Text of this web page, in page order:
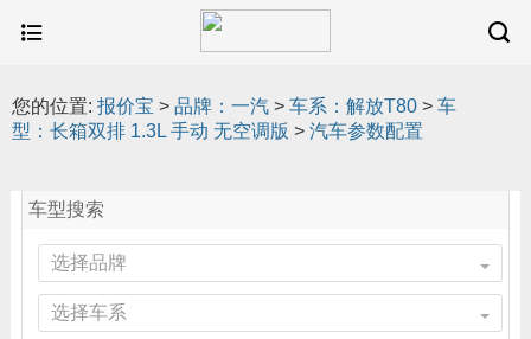
您的位置: 报价宝 > 品牌：一汽 > 车系：解放T80 > 车
型：长箱双排 1.3L 手动 无空调版 > 汽车参数配置
车型搜索
选择品牌
选择车系